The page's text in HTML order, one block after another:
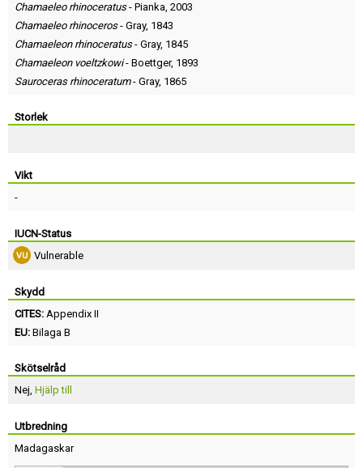
Chamaeleo rhinoceratus- Pianka, 2003
Chamaeleo rhinoceros- Gray, 1843
Chamaeleon rhinoceratus- Gray, 1845
Chamaeleon voeltzkowi- Boettger, 1893
Sauroceras rhinoceratum- Gray, 1865
Storlek
Vikt
-
IUCN-Status
Vulnerable
Skydd
CITES: Appendix II
EU: Bilaga B
Skötselråd
Nej, Hjälp till
Utbredning
Madagaskar